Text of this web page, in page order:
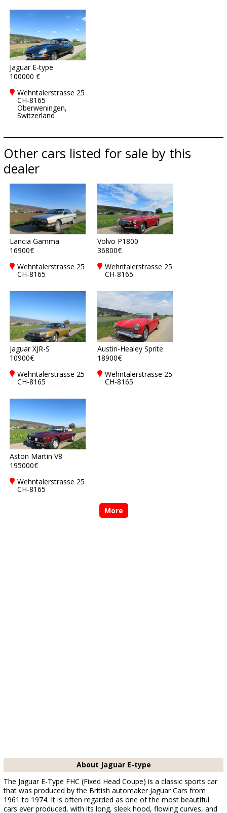
Jaguar E-type
100000 €
Wehntalerstrasse 25
CH-8165
Oberweningen,
Switzerland
Other cars listed for sale by this
dealer
Lancia Gamma
16900€
Wehntalerstrasse 25
CH-8165
Switzerland
Volvo P1800
36800€
Wehntalerstrasse 25
CH-8165
Switzerland
Jaguar XJR-S
10900€
Wehntalerstrasse 25
CH-8165
Switzerland
Austin-Healey Sprite
18900€
Wehntalerstrasse 25
CH-8165
Aston Martin V8
195000€
Wehntalerstrasse 25
CH-8165
More
About Jaguar E-type
The Jaguar E-Type FHC (Fixed Head Coupe) is a classic sports car
that was produced by the British automaker Jaguar Cars from
1961 to 1974. It is often regarded as one of the most beautiful
cars ever produced, with its long, sleek hood, flowing curves, and